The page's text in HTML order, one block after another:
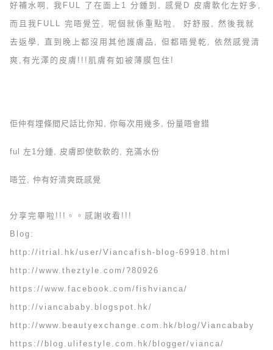
好補水啊, 我FUL 了在面上1 分鍾到, 感覺D 皮膚軟化左好多,
而且我FULL 完唔覺笠, 呢個就係重點啦, 好舒服, 然後我就
去返學, 直到晚上都沒用其他護膚品, 但都唔覺乾, 依然感覺清
爽,有光澤的皮膚!!!肌膚有如被薄膜包住!
佢仲有埋條間尺話比你知, 你每次用幾多, 份量唔會錯
ful 左1分鍾, 皮膚即使軟軟的, 充滿水份
唔笠, 仲有好清爽既感覺
分享完畢啦!!!。。感謝收看!!!
Blog:
http://itrial.hk/user/Viancafish-blog-69918.html
http://www.theztyle.com/?80926
https://www.facebook.com/fishvianca/
http://viancababy.blogspot.hk/
http://www.beautyexchange.com.hk/blog/Viancababy
https://blog.ulifestyle.com.hk/blogger/vianca/